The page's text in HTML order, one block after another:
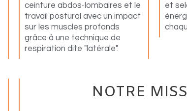
ceinture abdos-lombaires et le
travail postural avec un impact
sur les muscles profonds
grâce à une technique de
respiration dite "latérale".
et
NOTRE